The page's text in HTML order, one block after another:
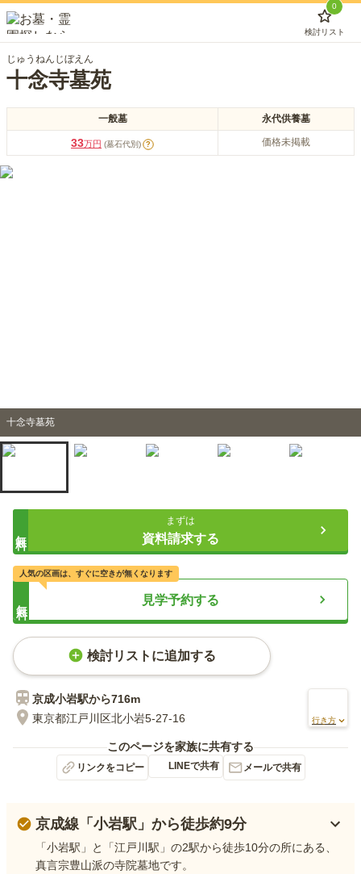
0
検討リスト
じゅうねんじぼえん
十念寺墓苑
一般墓 永代供養墓
33万円 (墓石代別) ? 価格未掲載
十念寺墓苑
まずは
資料請求する
見学予約する
人気の区画は、すぐに空きが無くなります
検討リストに追加する
京成小岩駅から716m
東京都江戸川区北小岩5-27-16
行き方
このページを家族に共有する
リンクをコピー LINEで共有 メールで共有
京成線「小岩駅」から徒歩約9分
「小岩駅」と「江戸川駅」の2駅から徒歩10分の所にある、
真言宗豊山派の寺院墓地です。